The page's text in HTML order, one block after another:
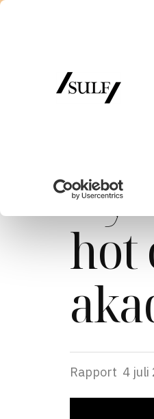
Ny
hot
Rapport 4 juli